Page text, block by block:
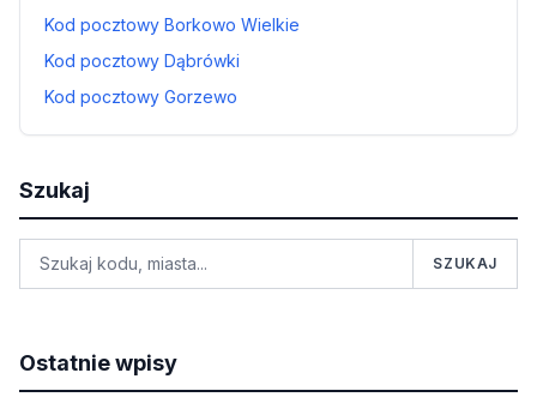
Kod pocztowy Borkowo Wielkie
Kod pocztowy Dąbrówki
Kod pocztowy Gorzewo
Szukaj
SZUKAJ
Ostatnie wpisy